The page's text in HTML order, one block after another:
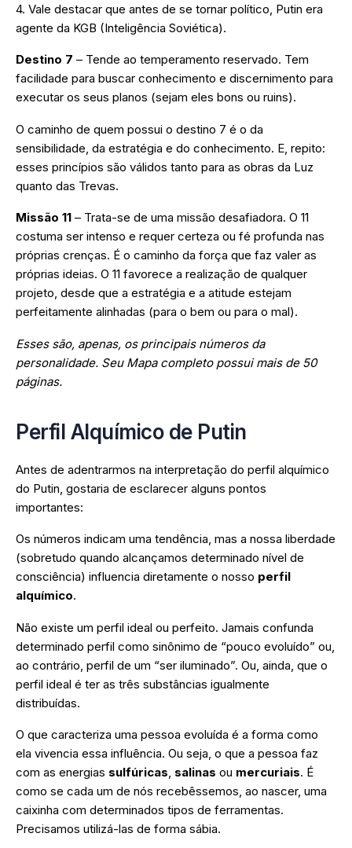
4. Vale destacar que antes de se tornar político, Putin era
agente da KGB (Inteligência Soviética).
Destino 7 – Tende ao temperamento reservado. Tem
facilidade para buscar conhecimento e discernimento para
executar os seus planos (sejam eles bons ou ruins).
O caminho de quem possui o destino 7 é o da
sensibilidade, da estratégia e do conhecimento. E, repito:
esses princípios são válidos tanto para as obras da Luz
quanto das Trevas.
Missão 11 – Trata-se de uma missão desafiadora. O 11
costuma ser intenso e requer certeza ou fé profunda nas
próprias crenças. É o caminho da força que faz valer as
próprias ideias. O 11 favorece a realização de qualquer
projeto, desde que a estratégia e a atitude estejam
perfeitamente alinhadas (para o bem ou para o mal).
Esses são, apenas, os principais números da
personalidade. Seu Mapa completo possui mais de 50
páginas.
Perfil Alquímico de Putin
Antes de adentrarmos na interpretação do perfil alquímico
do Putin, gostaria de esclarecer alguns pontos
importantes:
Os números indicam uma tendência, mas a nossa liberdade
(sobretudo quando alcançamos determinado nível de
consciência) influencia diretamente o nosso perfil
alquímico.
Não existe um perfil ideal ou perfeito. Jamais confunda
determinado perfil como sinônimo de “pouco evoluído” ou,
ao contrário, perfil de um “ser iluminado”. Ou, ainda, que o
perfil ideal é ter as três substâncias igualmente
distribuídas.
O que caracteriza uma pessoa evoluída é a forma como
ela vivencia essa influência. Ou seja, o que a pessoa faz
com as energias sulfúricas, salinas ou mercuriais. É
como se cada um de nós recebêssemos, ao nascer, uma
caixinha com determinados tipos de ferramentas.
Precisamos utilizá-las de forma sábia.